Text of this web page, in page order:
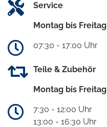
Service
Montag bis Freitag
07:30 - 17:00 Uhr
Teile & Zubehör
Montag bis Freitag
7:30 - 12:00 Uhr
13:00 - 16:30 Uhr